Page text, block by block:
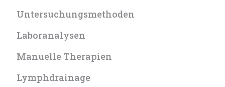
Untersuchungs­methoden
Laboranalysen
Manuelle Therapien
Lymphdrainage